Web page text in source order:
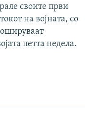
своите први
на војната, со
петта недела.